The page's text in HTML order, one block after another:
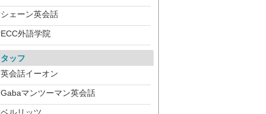
シェーン英会話
ECC外語学院
ッフ
英会話イーオン
Gabaマンツーマン英会話